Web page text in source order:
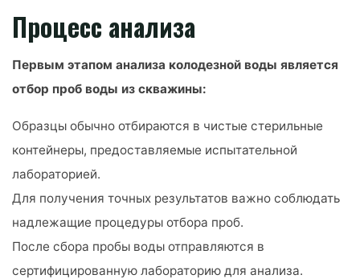
Процесс анализа
Первым этапом анализа колодезной воды является
отбор проб воды из скважины:
Образцы обычно отбираются в чистые стерильные
контейнеры, предоставляемые испытательной
лабораторией.
Для получения точных результатов важно соблюдать
надлежащие процедуры отбора проб.
После сбора пробы воды отправляются в
сертифицированную лабораторию для анализа.